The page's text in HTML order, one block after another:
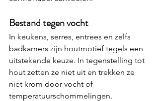
Bestand tegen vocht
In keukens, serres, entrees en zelfs
badkamers zijn houtmotief tegels een
uitstekende keuze. In tegenstelling tot
hout zetten ze niet uit en trekken ze
niet krom door vocht of
temperatuurschommelingen.